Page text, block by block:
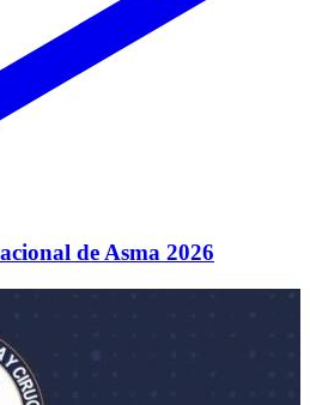
de Asma 2026